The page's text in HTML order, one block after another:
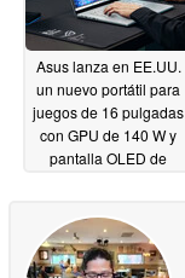
Asus lanza en EE.UU.
un nuevo portátil para
juegos de 16 pulgadas
con GPU de 140 W y
pantalla OLED de